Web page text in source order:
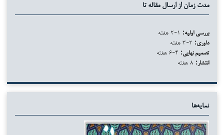
مدت زمان از ارسال مقاله تا
بررسی اولیه:
داوری:
تصمیم نهایی:
انتشار:
نمایه‌ها